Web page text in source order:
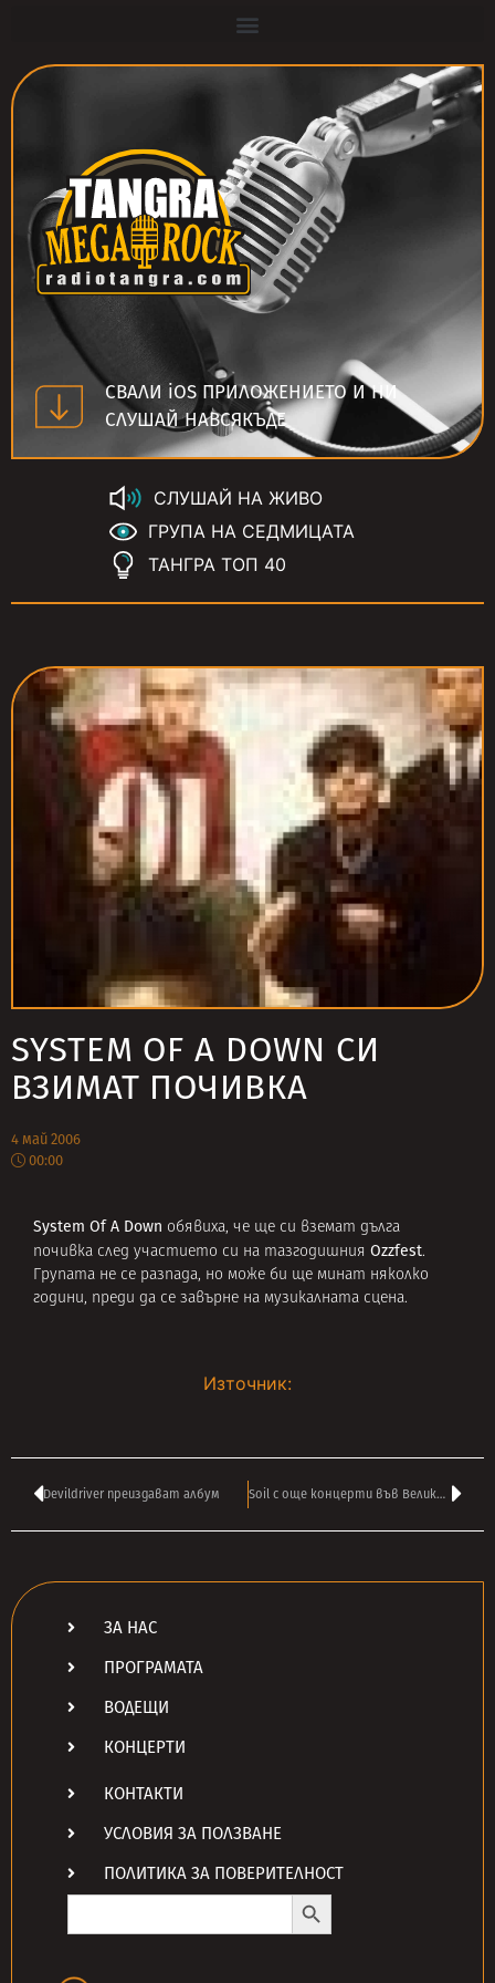
СВАЛИ iOS ПРИЛОЖЕНИЕТО И НИ
СЛУШАЙ НАВСЯКЪДЕ
СЛУШАЙ НА ЖИВО
ГРУПА НА СЕДМИЦАТА
ТАНГРА ТОП 40
SYSTEM OF A DOWN СИ
ВЗИМАТ ПОЧИВКА
4 май 2006
00:00
System Of A Down обявиха, че ще си вземат дълга
почивка след участието си на тазгодишния Ozzfest.
Групата не се разпада, но може би ще минат няколко
години, преди да се завърне на музикалната сцена.
Източник:
Devildriver преиздават албум Soil с още концерти във Великобритания
ЗА НАС
ПРОГРАМАТА
ВОДЕЩИ
КОНЦЕРТИ
КОНТАКТИ
УСЛОВИЯ ЗА ПОЛЗВАНЕ
ПОЛИТИКА ЗА ПОВЕРИТЕЛНОСТ
Search
Search Button